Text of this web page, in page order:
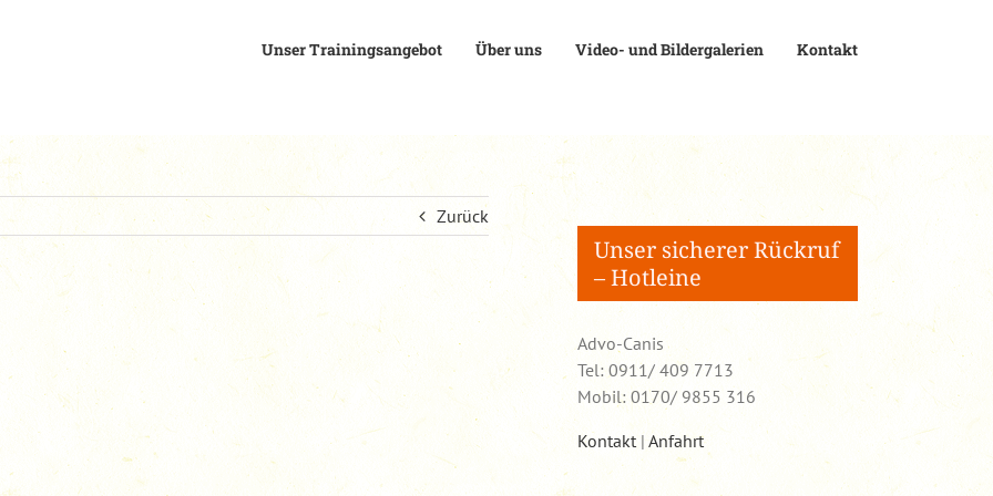
Unser Trainingsangebot Über uns Video- und Bildergalerien Kontakt
Zurück
Unser sicherer Rückruf
– Hotleine
Advo-Canis
Tel: 0911/ 409 7713
Mobil: 0170/ 9855 316
Kontakt| Anfahrt